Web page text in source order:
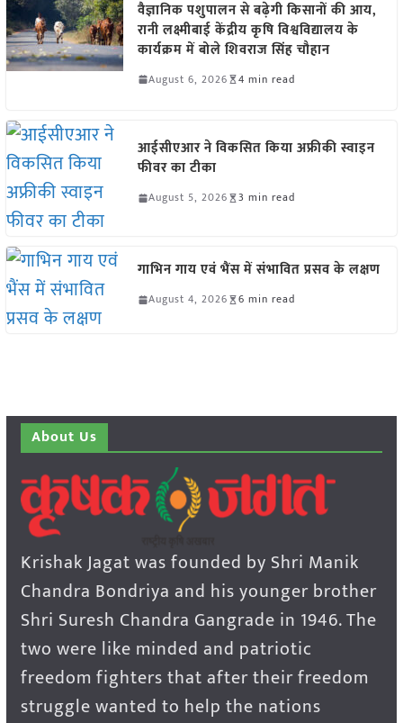
वैज्ञानिक पशुपालन से बढ़ेगी किसानों की आय,
रानी लक्ष्मीबाई केंद्रीय कृषि विश्वविद्यालय के
कार्यक्रम में बोले शिवराज सिंह चौहान
August 6, 2026 4 min read
आईसीएआर ने विकसित किया अफ्रीकी स्वाइन
फीवर का टीका
August 5, 2026 3 min read
गाभिन गाय एवं भैंस में संभावित प्रसव के लक्षण
August 4, 2026 6 min read
About Us
Krishak Jagat was founded by Shri Manik
Chandra Bondriya and his younger brother
Shri Suresh Chandra Gangrade in 1946. The
two were like minded and patriotic
freedom fighters that after their freedom
struggle wanted to help the nations